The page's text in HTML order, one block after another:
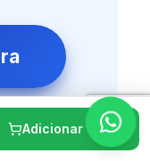
Adicionar